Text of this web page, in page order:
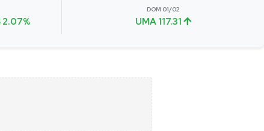
2.07%
DOM 01/02
UMA 117.31